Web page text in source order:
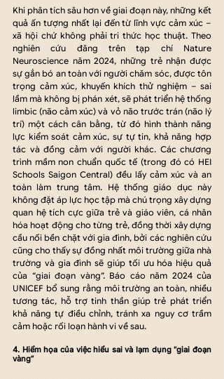
Khi phân tích sâu hơn về giai đoạn này, những kết
quả ấn tượng nhất lại đến từ lĩnh vực cảm xúc –
xã hội chứ không phải tri thức học thuật. Theo
nghiên cứu đăng trên tạp chí Nature
Neuroscience năm 2024, những trẻ nhận được
sự gắn bó an toàn với người chăm sóc, được tôn
trọng cảm xúc, khuyến khích thử nghiệm – sai
lầm mà không bị phán xét, sẽ phát triển hệ thống
limbic (não cảm xúc) và vỏ não trước trán (não lý
trí) một cách cân bằng, từ đó hình thành năng
lực kiểm soát cảm xúc, sự tự tin, khả năng hợp
tác và đồng cảm với người khác. Các chương
trình mầm non chuẩn quốc tế (trong đó có HEI
Schools Saigon Central) đều lấy cảm xúc và an
toàn làm trung tâm. Hệ thống giáo dục này
không đặt áp lực học tập mà chú trọng xây dựng
quan hệ tích cực giữa trẻ và giáo viên, cá nhân
hóa hoạt động cho từng trẻ, đồng thời xây dựng
cầu nối bền chặt với gia đình, bởi các nghiên cứu
cũng cho thấy sự đồng nhất môi trường giữa nhà
trường và gia đình sẽ giúp tối ưu hóa hiệu quả
của “giai đoạn vàng”. Báo cáo năm 2024 của
UNICEF bổ sung rằng môi trường an toàn, nhiều
tương tác, hỗ trợ tinh thần giúp trẻ phát triển
khả năng tự điều chỉnh, tránh xa nguy cơ trầm
cảm hoặc rối loạn hành vi về sau.
4. Hiểm họa của việc hiểu sai và lạm dụng “giai đoạn
vàng”